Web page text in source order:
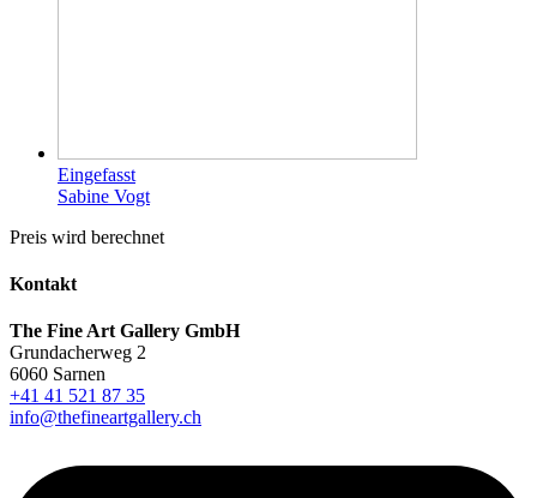
Eingefasst
Sabine Vogt
Preis wird berechnet
Kontakt
The Fine Art Gallery GmbH
Grundacherweg 2
6060 Sarnen
+41 41 521 87 35
info@thefineartgallery.ch